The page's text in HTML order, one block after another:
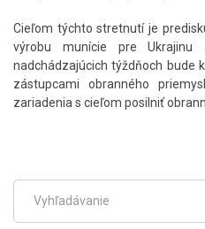
Cieľom týchto stretnutí je
výrobu munície pre
nadchádzajúcich týždňoch bude
zástupcami obranného
zariadenia s cieľom posilniť
hlavné
menu
Fulltextové